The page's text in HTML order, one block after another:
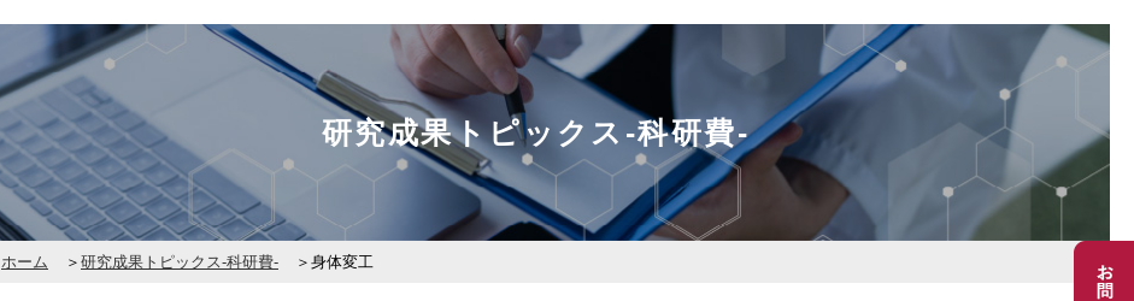
研究成果トピックス-科研費-
ホーム 研究成果トピックス-科研費- 身体変工